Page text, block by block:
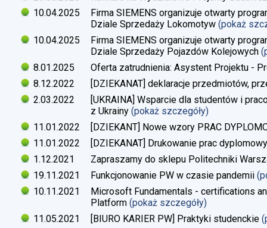
10.04.2025
Firma SIEMENS organizuje otwarty
Dziale Sprzedaży Lokomotyw (pokaż
10.04.2025
Firma SIEMENS organizuje otwarty
Dziale Sprzedaży Pojazdów Kolejowych
8.01.2025
Oferta zatrudnienia: Asystent Projektu -
8.12.2022
[DZIEKANAT] deklaracje przedmiotów,
2.03.2022
[UKRAINA] Wsparcie dla studentów i
z Ukrainy (pokaż szczegóły)
11.01.2022
[DZIEKANT] Nowe wzory PRAC
11.01.2022
[DZIEKANAT] Drukowanie prac
1.12.2021
Zapraszamy do sklepu Politechniki
19.11.2021
Funkcjonowanie PW w czasie pandemii
10.11.2021
Microsoft Fundamentals - certifications
Platform (pokaż szczegóły)
11.05.2021
[BIURO KARIER PW] Praktyki studenckie